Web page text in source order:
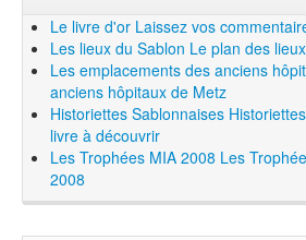
Le livre d'or Laissez vos
Les lieux du Sablon Le plan des
Les emplacements des anciens
anciens hôpitaux de Metz
Historiettes Sablonnaises
livre à découvrir
Les Trophées MIA 2008 Les
2008